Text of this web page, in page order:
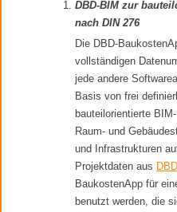
DBD-BIM zur
nach DIN 276
Die DBD-
vollständigen
jede andere
Basis von frei
bauteilorientierte
Raum- und
und Infrastrukturen
Projektdaten aus
BaukostenApp für
benutzt werden, die